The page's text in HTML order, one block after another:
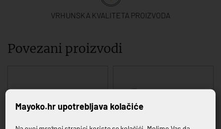
VRHUNSKA KVALITETA PROIZVODA
Povezani proizvodi
Mayoko.hr upotrebljava kolačiće